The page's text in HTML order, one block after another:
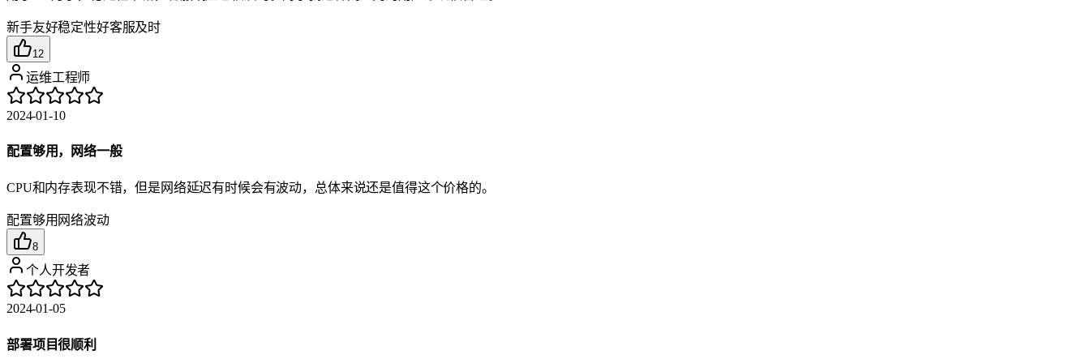
新手友好稳定性好客服及时
12
运维工程师
2024-01-10
配置够用，网络一般
CPU和内存表现不错，但是网络延迟有时候会有波动，总体来说还是值得这个价格的。
配置够用 网络波动
8
个人开发者
2024-01-05
部署项目很顺利